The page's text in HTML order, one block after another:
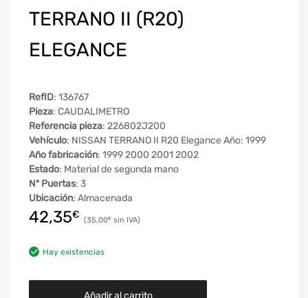
TERRANO II (R20)
ELEGANCE
RefID: 136767
Pieza: CAUDALIMETRO
Referencia pieza: 226802J200
Vehículo: NISSAN TERRANO II R20 Elegance Año: 1999
Año fabricación: 1999 2000 2001 2002
Estado: Material de segunda mano
Nº Puertas: 3
Ubicación: Almacenada
42,35€ 35,00€
Hay existencias
Añadir al carrito